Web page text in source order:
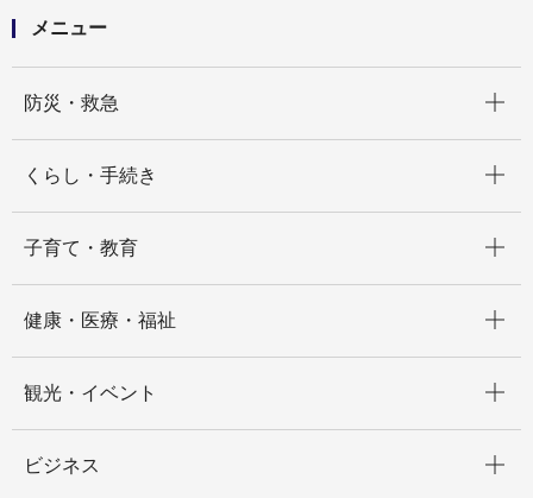
メニュー
防災・救急
くらし・手続き
子育て・教育
健康・医療・福祉
観光・イベント
ビジネス